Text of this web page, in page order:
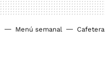
Menú semanal Cafetera